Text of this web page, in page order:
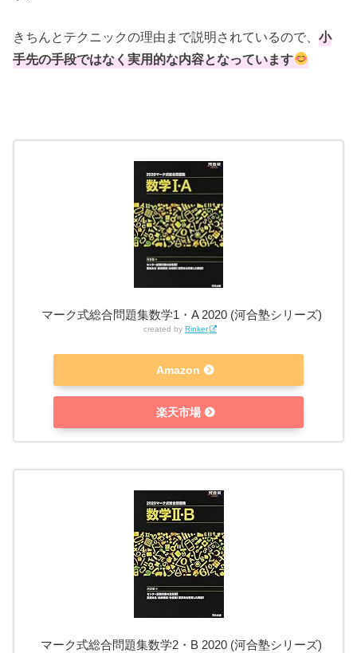
きちんとテクニックの理由まで説明されているので、小
手先の手段ではなく実用的な内容となっています
マーク式総合問題集数学1・A 2020 (河合塾シリーズ)
created by Rinker
Amazon
楽天市場
マーク式総合問題集数学2・B 2020 (河合塾シリーズ)